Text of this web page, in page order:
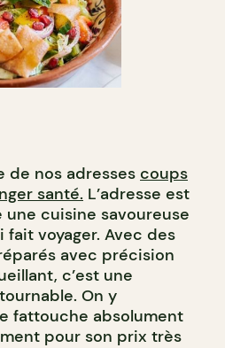
de nos adresses coups
santé. L’adresse est
cuisine savoureuse
voyager. Avec des
avec précision
c’est une
On y
fattouche absolument
pour son prix très